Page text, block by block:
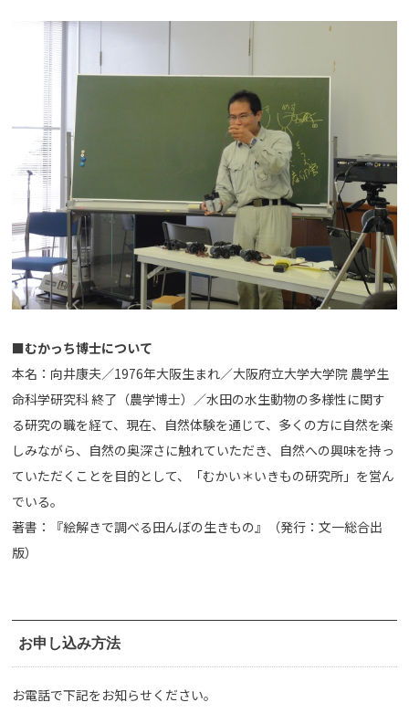
■むかっち博士について
本名：向井康夫／1976年大阪生まれ／大阪府立大学大学院 農学生
命科学研究科 終了（農学博士）／水田の水生動物の多様性に関す
る研究の職を経て、現在、自然体験を通じて、多くの方に自然を楽
しみながら、自然の奥深さに触れていただき、自然への興味を持っ
ていただくことを目的として、「むかい＊いきもの研究所」を営ん
でいる。
著書：『絵解きで調べる田んぼの生きもの』（発行：文一総合出
版）
お申し込み方法
お電話で下記をお知らせください。